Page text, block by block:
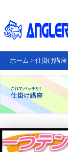
ホーム > 仕掛け講座